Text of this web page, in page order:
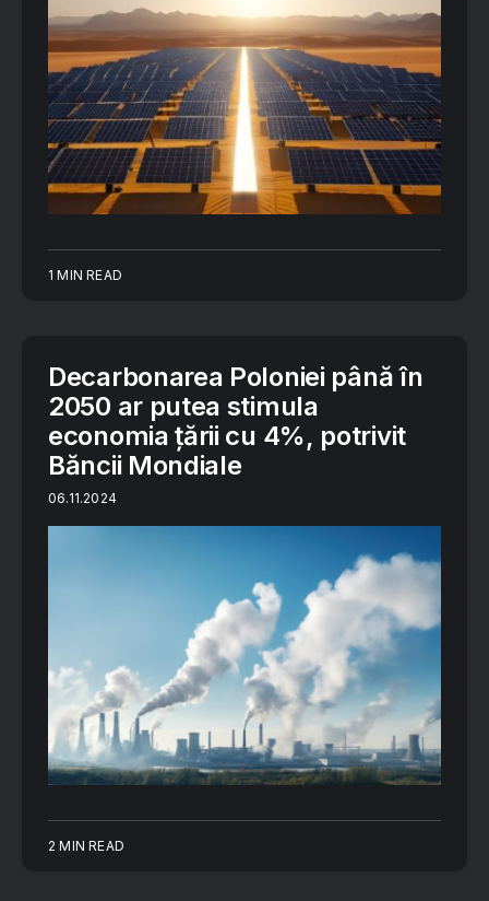
1 MIN READ
Decarbonarea Poloniei până în
2050 ar putea stimula
economia țării cu 4%, potrivit
Băncii Mondiale
06.11.2024
2 MIN READ